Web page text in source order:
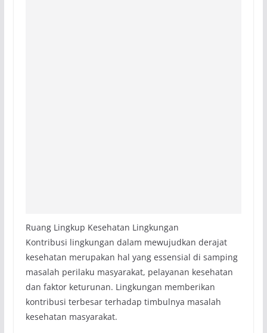
Ruang Lingkup Kesehatan Lingkungan
Kontribusi lingkungan dalam mewujudkan derajat
kesehatan merupakan hal yang essensial di samping
masalah perilaku masyarakat, pelayanan kesehatan
dan faktor keturunan. Lingkungan memberikan
kontribusi terbesar terhadap timbulnya masalah
kesehatan masyarakat.